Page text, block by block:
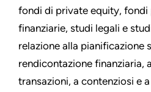
fondi di private equity, fondi
finanziarie, studi legali e
relazione alla pianificazione
rendicontazione finanziaria,
transazioni, a contenziosi e